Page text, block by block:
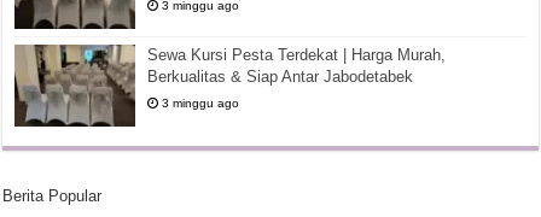
3 minggu ago
Sewa Kursi Pesta Terdekat | Harga Murah,
Berkualitas & Siap Antar Jabodetabek
3 minggu ago
Berita Popular